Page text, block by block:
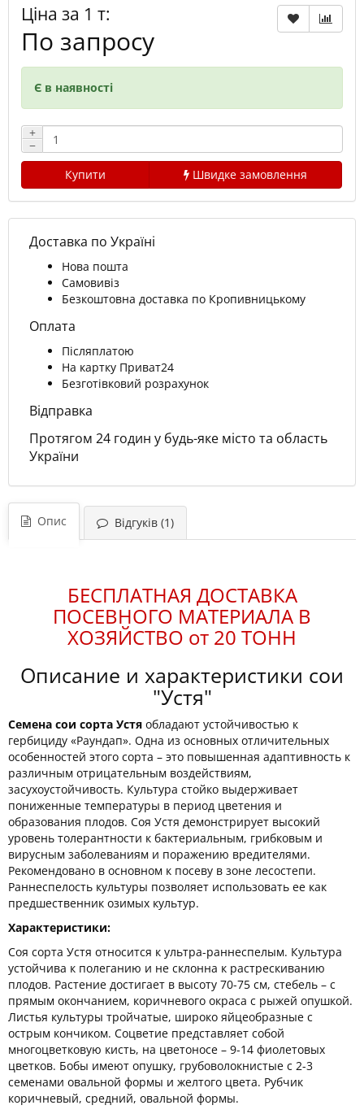
Ціна за 1 т:
По запросу
Є в наявності
+
−
Купити
Швидке замовлення
Доставка по Україні
Нова пошта
Самовивіз
Безкоштовна доставка по Кропивницькому
Оплата
Післяплатою
На картку Приват24
Безготівковий розрахунок
Відправка
Протягом 24 годин у будь-яке місто та область
України
Опис Відгуків (1)
БЕСПЛАТНАЯ ДОСТАВКА
ПОСЕВНОГО МАТЕРИАЛА В
ХОЗЯЙСТВО от 20 ТОНН
Описание и характеристики сои
"Устя"
Семена сои сорта Устя обладают устойчивостью к
гербициду «Раундап». Одна из основных отличительных
особенностей этого сорта – это повышенная адаптивность к
различным отрицательным воздействиям,
засухоустойчивость. Культура стойко выдерживает
пониженные температуры в период цветения и
образования плодов. Соя Устя демонстрирует высокий
уровень толерантности к бактериальным, грибковым и
вирусным заболеваниям и поражению вредителями.
Рекомендовано в основном к посеву в зоне лесостепи.
Раннеспелость культуры позволяет использовать ее как
предшественник озимых культур.
Характеристики:
Соя сорта Устя относится к ультра-раннеспелым. Культура
устойчива к полеганию и не склонна к растрескиванию
плодов. Растение достигает в высоту 70-75 см, стебель – с
прямым окончанием, коричневого окраса с рыжей опушкой.
Листья культуры тройчатые, широко яйцеобразные с
острым кончиком. Соцветие представляет собой
многоцветковую кисть, на цветоносе – 9-14 фиолетовых
цветков. Бобы имеют опушку, грубоволокнистые с 2-3
семенами овальной формы и желтого цвета. Рубчик
коричневый, средний, овальной формы.